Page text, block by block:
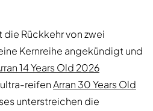
die Rückkehr von zwei
Kernreihe angekündigt und
14 Years Old 2026
reifenArran 30 Years Old
unterstreichen die